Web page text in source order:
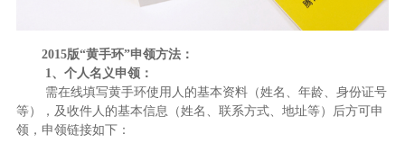
2015版“黄手环”申领方法：
1 、个人名义申领：
需在线填写黄手环使用人的基本资料（姓名、年龄、身份证号
等），及收件人的基本信息（姓名、联系方式、地址等）后方可申
领，申领链接如下：